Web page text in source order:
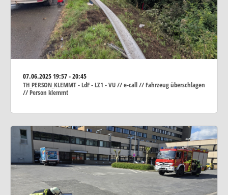
07.06.202519:57 - 20:45
TH_PERSON_KLEMMT - LdF - LZ1 - VU // e-call // Fahrzeug überschlagen
// Person klemmt